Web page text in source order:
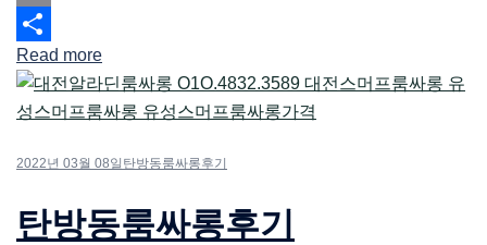
Email
Share
Read more
2022년 03월 08일 탄방동룸싸롱후기
탄방동룸싸롱후기